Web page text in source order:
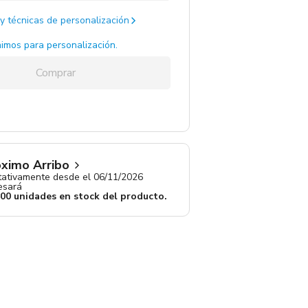
/ Non Woven 3806 un.
/ Azul Francia / Non
/ Non Woven
técnicas de personalización
para personalización.
Comprar
Arribo
desde el 06/11/2026
unidades en stock del producto.